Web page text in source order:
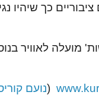
כך שיהיו
מועלה לאוויר
(נועם